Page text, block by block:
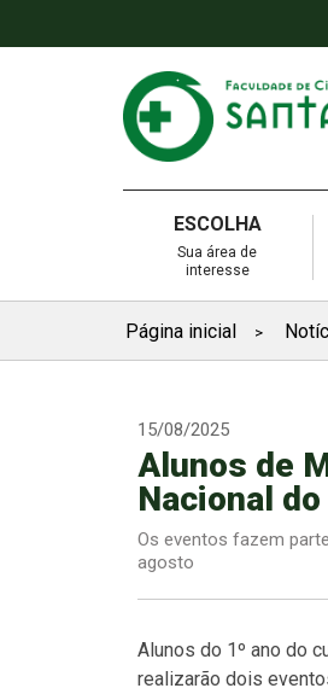
ESCOLHA
Sua área de
interesse
Página inicial >
15/08/2025
Alunos de
Nacional
Os eventos fazem
agosto
Alunos do 1º ano do
realizarão dois